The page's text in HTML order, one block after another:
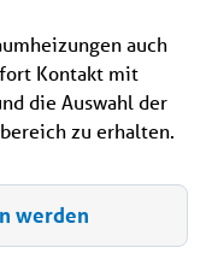
auch
Kontakt mit
die Auswahl der
zu erhalten.
werden